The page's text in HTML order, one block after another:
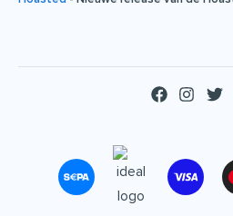
F
o
o
I
a
g
r
T
e